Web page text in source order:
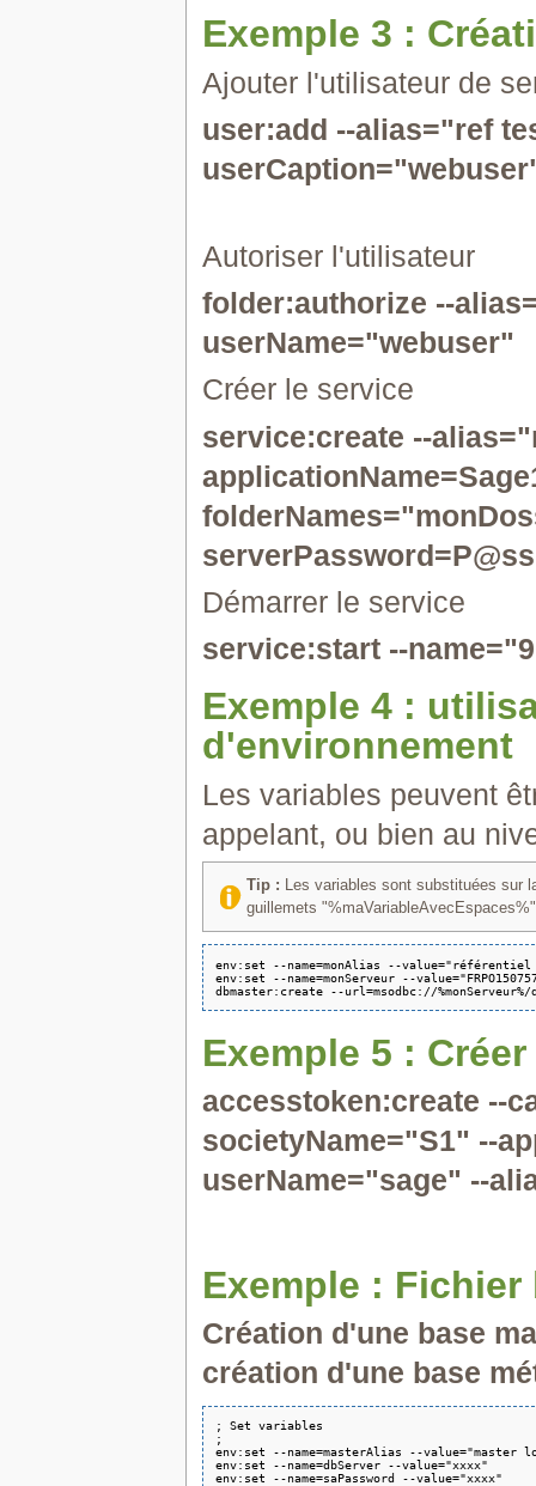
Exemple 3 :
Ajouter l'utilisateur de
user:add --alias="ref
Autoriser l'utilisateur
folder:authorize --
userName="webuser"
Créer le service
service:create --
serverPassword=P@ss
Démarrer le service
service:start --
Exemple 4 :
d'environnement
Les variables peuvent
appelant, ou bien au
Tip : Les variables sont substituées sur
guillemets "%maVariableAvecEspaces%"
env:set --name=monAlias --value="référentiel
env:set --name=monServeur --
Exemple 5 :
accesstoken:create --
societyName="S1" --
userName="sage" --
Exemple : Fichier
Création d'une base
création d'une base
; Set variables
;
env:set --name=masterAlias --value="master
env:set --name=dbServer --value="xxxx"
env:set --name=saPassword --value="xxxx"